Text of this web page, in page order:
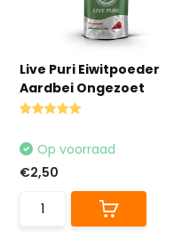
Live Puri Eiwitpoeder
Aardbei Ongezoet
Op voorraad
€2,50